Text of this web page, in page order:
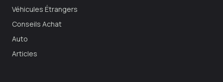
Véhicules Étrangers
Conseils Achat
Auto
Articles